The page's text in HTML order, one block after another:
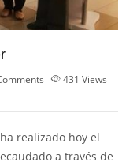
431 Views
ha realizado hoy el
a través de